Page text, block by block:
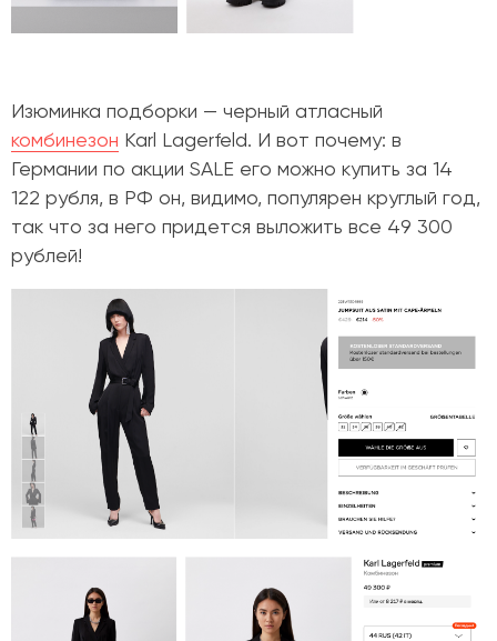
Изюминка подборки — черный атласный
комбинезон Karl Lagerfeld. И вот почему: в
Германии по акции SALE его можно купить за 14
122 рубля, в РФ он, видимо, популярен круглый год,
так что за него придется выложить все 49 300
рублей!